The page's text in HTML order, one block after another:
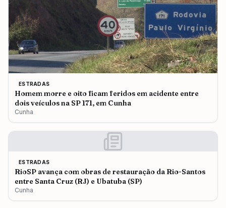
ESTRADAS
Homem morre e oito ficam feridos em acidente entre
dois veículos na SP 171, em Cunha
Cunha
ESTRADAS
RioSP avança com obras de restauração da Rio-Santos
entre Santa Cruz (RJ) e Ubatuba (SP)
Cunha